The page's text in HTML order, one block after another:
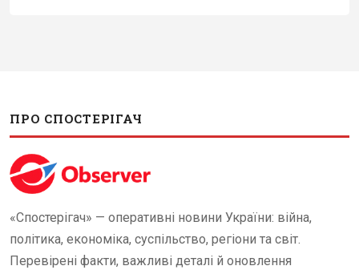
ПРО СПОСТЕРІГАЧ
«Спостерігач» — оперативні новини України: війна,
політика, економіка, суспільство, регіони та світ.
Перевірені факти, важливі деталі й оновлення